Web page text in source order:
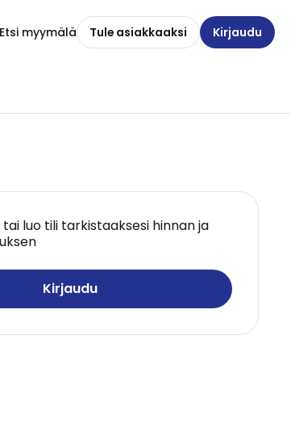
Etsi myymälä Tule asiakkaaksi Kirjaudu
tai luo tili tarkistaaksesi hinnan ja
Kirjaudu